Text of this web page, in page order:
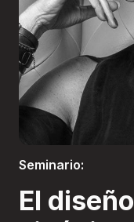
Seminario:
El